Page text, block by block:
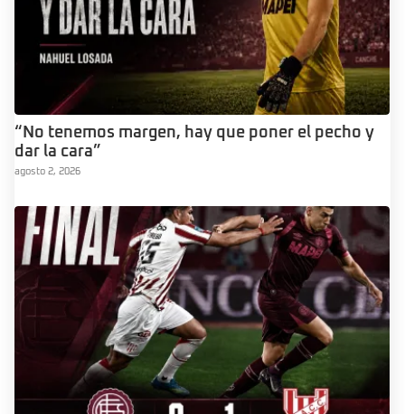
“No tenemos margen, hay que poner el pecho y
dar la cara”
agosto 2, 2026